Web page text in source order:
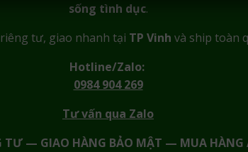
sống tình dục.
tư, giao nhanh tại TP Vinh và ship toàn
Hotline/Zalo:
0984 904 269
Tư vấn qua Zalo
TƯ — GIAO HÀNG BẢO MẬT — MUA HÀNG